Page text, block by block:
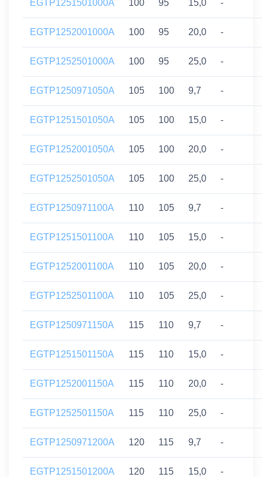
EGTP1251501000A 100 95 15,0 -
EGTP1252001000A 100 95 20,0 -
EGTP1252501000A 100 95 25,0 -
EGTP1250971050A 105 100 9,7 -
EGTP1251501050A 105 100 15,0 -
EGTP1252001050A 105 100 20,0 -
EGTP1252501050A 105 100 25,0 -
EGTP1250971100A 110 105 9,7 -
EGTP1251501100A 110 105 15,0 -
EGTP1252001100A 110 105 20,0 -
EGTP1252501100A 110 105 25,0 -
EGTP1250971150A 115 110 9,7 -
EGTP1251501150A 115 110 15,0 -
EGTP1252001150A 115 110 20,0 -
EGTP1252501150A 115 110 25,0 -
EGTP1250971200A 120 115 9,7 -
EGTP1251501200A 120 115 15,0 -